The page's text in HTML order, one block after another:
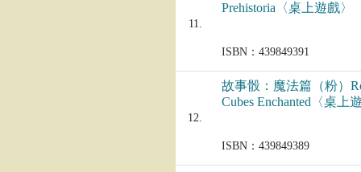
11.
Prehistoria〈桌上遊戲〉
ISBN：439849391
12.
故事骰：魔法篇（粉）
Cubes Enchanted〈桌上
ISBN：439849389